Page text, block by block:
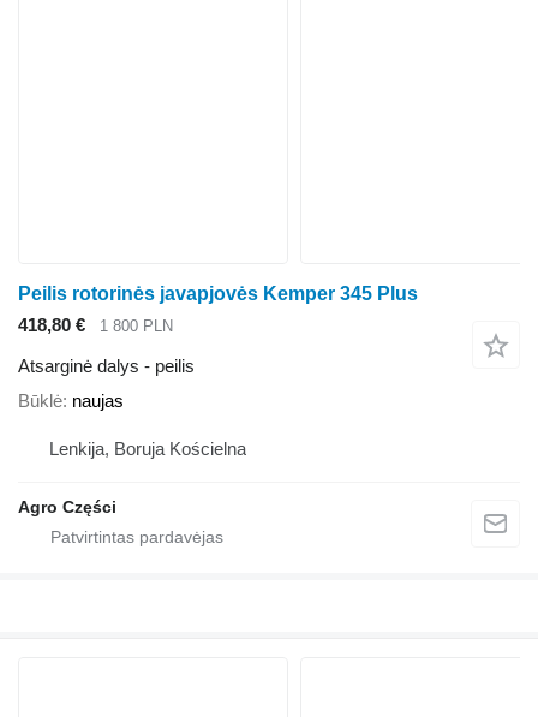
Peilis rotorinės javapjovės Kemper 345 Plus
418,80 €
1 800 PLN
Atsarginė dalys - peilis
Būklė naujas
Lenkija, Boruja Kościelna
Agro Części